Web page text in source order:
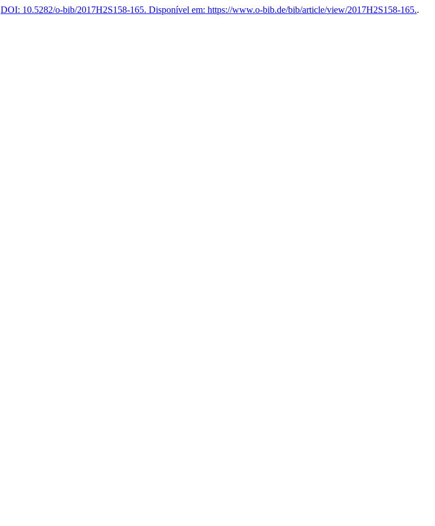
DOI: 10.5282/o-bib/2017H2S158-165. Disponível em: https://www.o-bib.de/bib/article/view/2017H2S158-165..